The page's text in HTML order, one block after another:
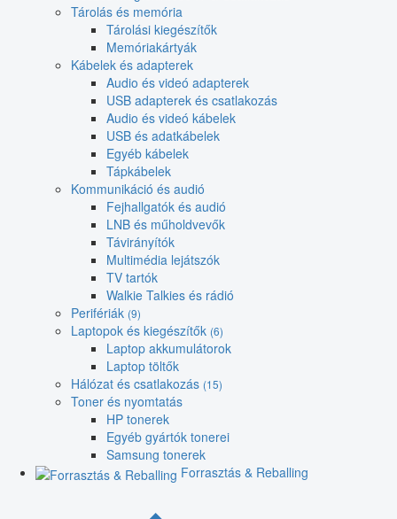
Tárolás és memória
Tárolási kiegészítők
Memóriakártyák
Kábelek és adapterek
Audio és videó adapterek
USB adapterek és csatlakozás
Audio és videó kábelek
USB és adatkábelek
Egyéb kábelek
Tápkábelek
Kommunikáció és audió
Fejhallgatók és audió
LNB és műholdvevők
Távirányítók
Multimédia lejátszók
TV tartók
Walkie Talkies és rádió
Perifériák (9)
Laptopok és kiegészítők (6)
Laptop akkumulátorok
Laptop töltők
Hálózat és csatlakozás (15)
Toner és nyomtatás
HP tonerek
Egyéb gyártók tonerei
Samsung tonerek
Forrasztás & Reballing